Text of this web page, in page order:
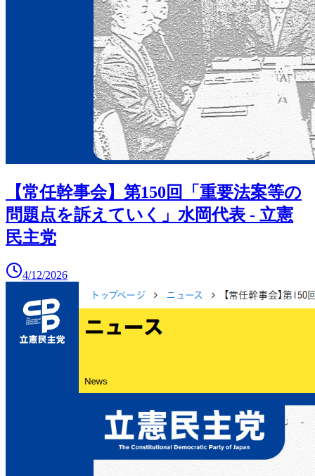
【常任幹事会】第150回「重要法案等の
問題点を訴えていく」水岡代表 - 立憲
民主党
4/12/2026